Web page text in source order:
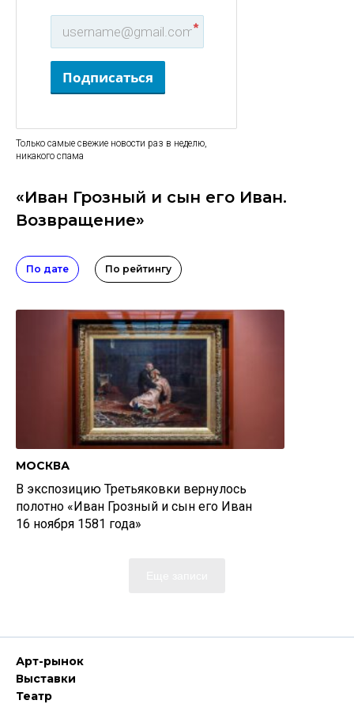
*
Подписаться
Только самые свежие новости раз в неделю,
никакого спама
«Иван Грозный и сын его Иван.
Возвращение»
По дате По рейтингу
МОСКВА
В экспозицию Третьяковки вернулось
полотно «Иван Грозный и сын его Иван
16 ноября 1581 года»
Арт-рынок
Выставки
Театр